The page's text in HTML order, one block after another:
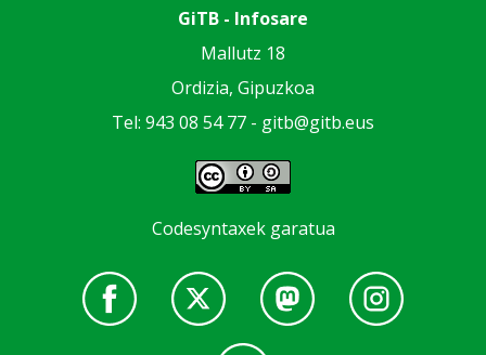
GiTB - Infosare
Mallutz 18
Ordizia, Gipuzkoa
Tel: 943 08 54 77 - gitb@gitb.eus
Codesyntaxek garatua